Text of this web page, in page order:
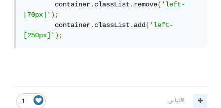
        container
.classList.remove('left-
[70px]');
        container
.classList.add('left-
[250px]');
1 اقتباس